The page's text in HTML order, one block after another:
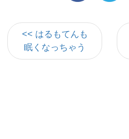
<< はるもてんも
眠くなっちゃう